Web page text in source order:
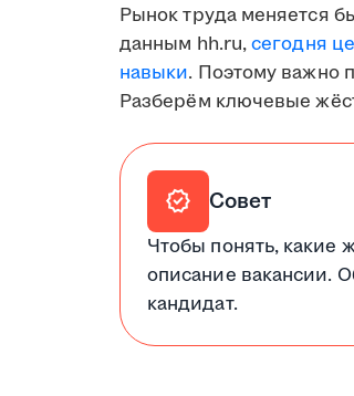
Рынок труда меняется
данным hh.ru,сегодня
навыки. Поэтому важно
Разберём ключевые
verified Совет
Чтобы понять, какие
описание вакансии.
кандидат.